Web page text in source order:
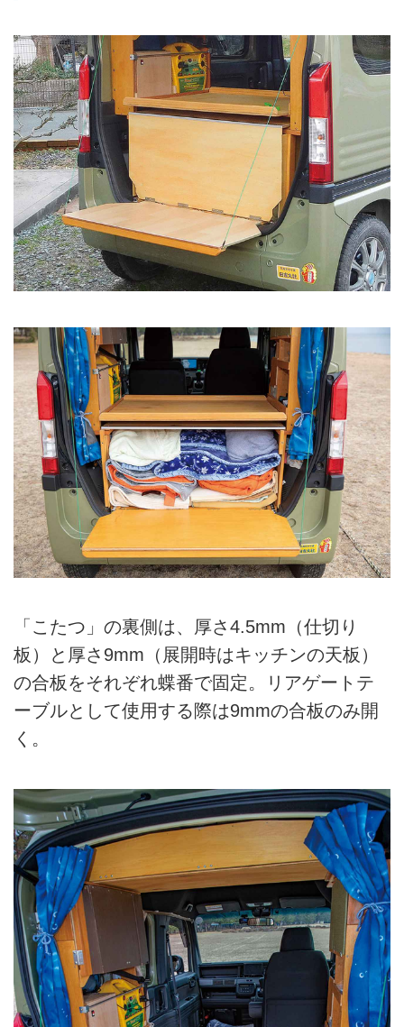
「こたつ」の裏側は、厚さ4.5mm（仕切り
板）と厚さ9mm（展開時はキッチンの天板）
の合板をそれぞれ蝶番で固定。リアゲートテ
ーブルとして使用する際は9mmの合板のみ開
く。